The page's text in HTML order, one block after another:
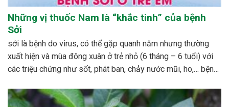
Những vị thuốc Nam là “khắc tinh” của bệnh
Sởi
sởi là bệnh do virus, có thể gặp quanh năm nhưng thường
xuất hiện và mùa đông xuân ở trẻ nhỏ (6 tháng – 6 tuổi) với
các triệu chứng như sốt, phát ban, chảy nước mũi, ho,… bệnh